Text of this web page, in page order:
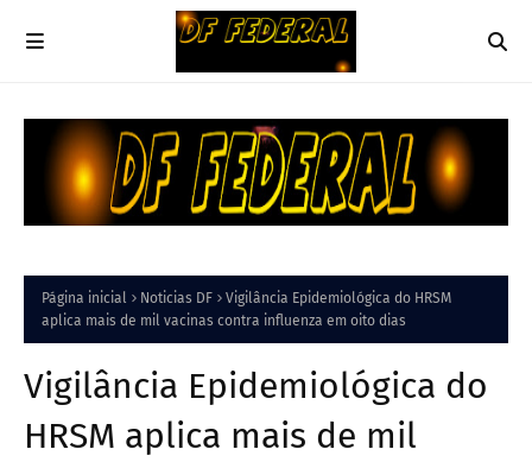
Página inicial Noticias DF
Vigilância Epidemiológica do HRSM
aplica mais de mil vacinas contra influenza em oito dias
Vigilância Epidemiológica do
HRSM aplica mais de mil